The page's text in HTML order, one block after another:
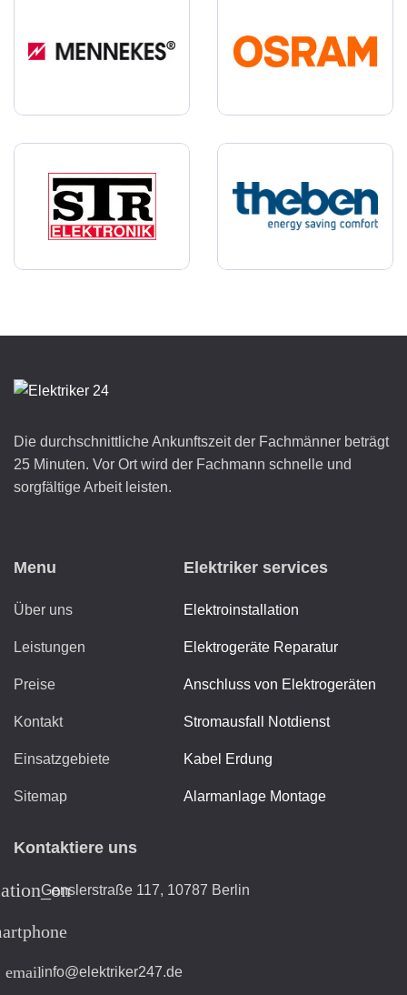
Die durchschnittliche Ankunftszeit der Fachmänner beträgt
25 Minuten. Vor Ort wird der Fachmann schnelle und
sorgfältige Arbeit leisten.
Menu
Über uns
Leistungen
Preise
Kontakt
Einsatzgebiete
Sitemap
Elektriker services
Elektroinstallation
Elektrogeräte Reparatur
Anschluss von Elektrogeräten
Stromausfall Notdienst
Kabel Erdung
Alarmanlage Montage
Kontaktiere uns
Genslerstraße 117, 10787 Berlin
emailinfo@elektriker247.de